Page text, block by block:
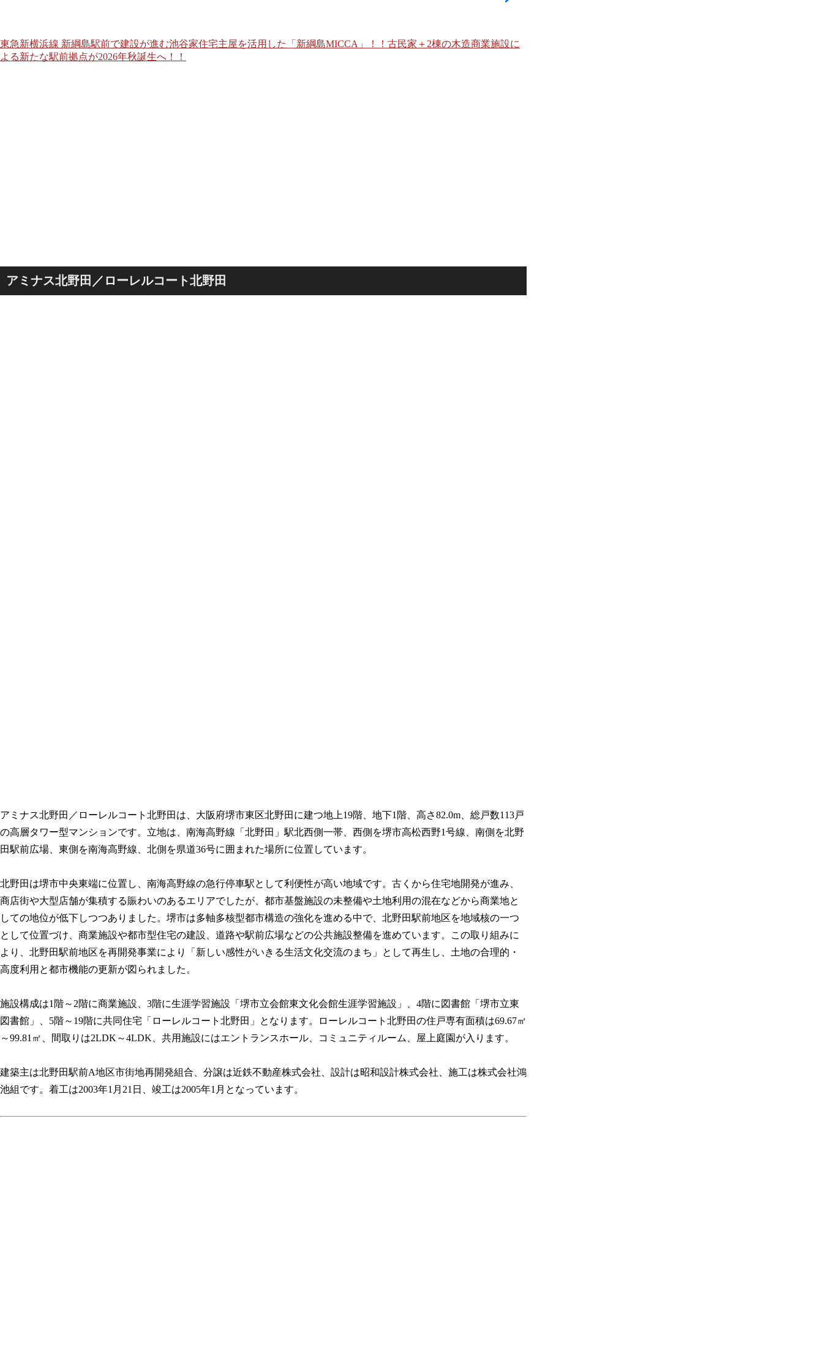
東急新横浜線 新綱島駅前で建設が進む池谷家住宅主屋を活用した「新綱島MICCA」！！古民家＋2棟の木造商業施設に
よる新たな駅前拠点が2026年秋誕生へ！！
アミナス北野田／ローレルコート北野田
アミナス北野田／ローレルコート北野田は、大阪府堺市東区北野田に建つ地上19階、地下1階、高さ82.0m、総戸数113戸
の高層タワー型マンションです。立地は、南海高野線「北野田」駅北西側一帯、西側を堺市高松西野1号線、南側を北野
田駅前広場、東側を南海高野線、北側を県道36号に囲まれた場所に位置しています。
北野田は堺市中央東端に位置し、南海高野線の急行停車駅として利便性が高い地域です。古くから住宅地開発が進み、
商店街や大型店舗が集積する賑わいのあるエリアでしたが、都市基盤施設の未整備や土地利用の混在などから商業地と
しての地位が低下しつつありました。堺市は多軸多核型都市構造の強化を進める中で、北野田駅前地区を地域核の一つ
として位置づけ、商業施設や都市型住宅の建設、道路や駅前広場などの公共施設整備を進めています。この取り組みに
より、北野田駅前地区を再開発事業により「新しい感性がいきる生活文化交流のまち」として再生し、土地の合理的・
高度利用と都市機能の更新が図られました。
施設構成は1階～2階に商業施設、3階に生涯学習施設「堺市立会館東文化会館生涯学習施設」、4階に図書館「堺市立東
図書館」、5階～19階に共同住宅「ローレルコート北野田」となります。ローレルコート北野田の住戸専有面積は69.67㎡
～99.81㎡、間取りは2LDK～4LDK、共用施設にはエントランスホール、コミュニティルーム、屋上庭園が入ります。
建築主は北野田駅前A地区市街地再開発組合、分譲は近鉄不動産株式会社、設計は昭和設計株式会社、施工は株式会社鴻
池組です。着工は2003年1月21日、竣工は2005年1月となっています。